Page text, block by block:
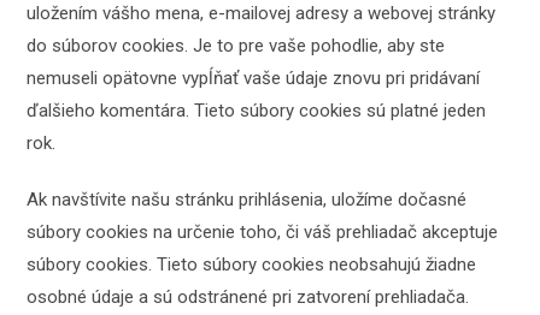
uložením vášho mena, e-mailovej adresy a webovej stránky
do súborov cookies. Je to pre vaše pohodlie, aby ste
nemuseli opätovne vypĺňať vaše údaje znovu pri pridávaní
ďalšieho komentára. Tieto súbory cookies sú platné jeden
rok.
Ak navštívite našu stránku prihlásenia, uložíme dočasné
súbory cookies na určenie toho, či váš prehliadač akceptuje
súbory cookies. Tieto súbory cookies neobsahujú žiadne
osobné údaje a sú odstránené pri zatvorení prehliadača.